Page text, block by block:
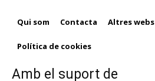
Qui som Contacta Altres webs
Política de cookies
Amb el suport de